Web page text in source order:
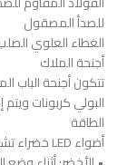
للصدأ المصقول
الغطاء العلوي
أجنحة الملاك
تتكون أجنحة الباب
البولي كربونات
الطاقة
أضواء LED خضراء تشير إلى حالة Speedlane 300: